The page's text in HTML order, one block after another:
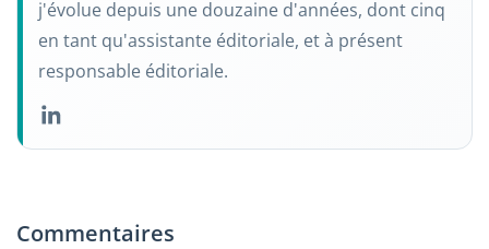
j'évolue depuis une douzaine d'années, dont cinq
en tant qu'assistante éditoriale, et à présent
responsable éditoriale.
Commentaires